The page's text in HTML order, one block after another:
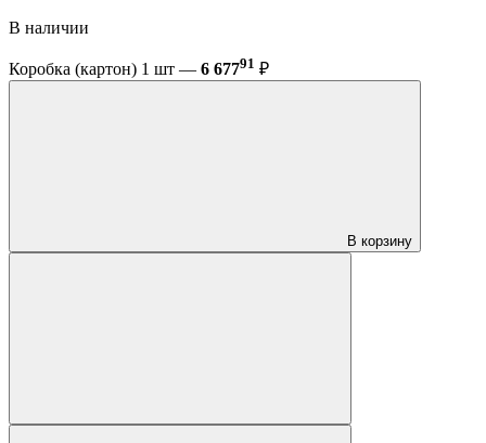
В наличии
Коробка (картон) 1 шт — 6 67791 ₽
В корзину